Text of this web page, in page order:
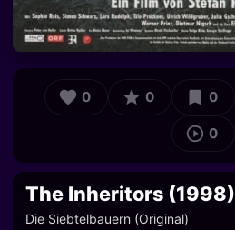
0 0 0
0
The Inheritors (1998)
Die Siebtelbauern (Original)